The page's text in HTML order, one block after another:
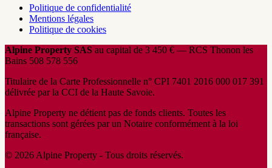
Politique de confidentialité
Mentions légales
Politique de cookies
Alpine Property SAS au capital de 3 450 € — RCS Thonon les
Bains 508 578 556
Titulaire de la Carte Professionnelle n° CPI 7401 2016 000 017 391
délivrée par la CCI de la Haute Savoie.
Alpine Property ne détient pas de fonds clients. Toutes les
transactions sont gérées par un Notaire conformément à la loi
française.
© 2026 Alpine Property - Tous droits réservés.